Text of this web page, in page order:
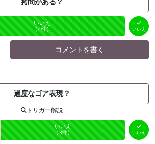
いいえ
（4件） いいえ
コメントを書く
過度なゴア表現？
トリガー解説
未投票
いいえ
（3件） いいえ